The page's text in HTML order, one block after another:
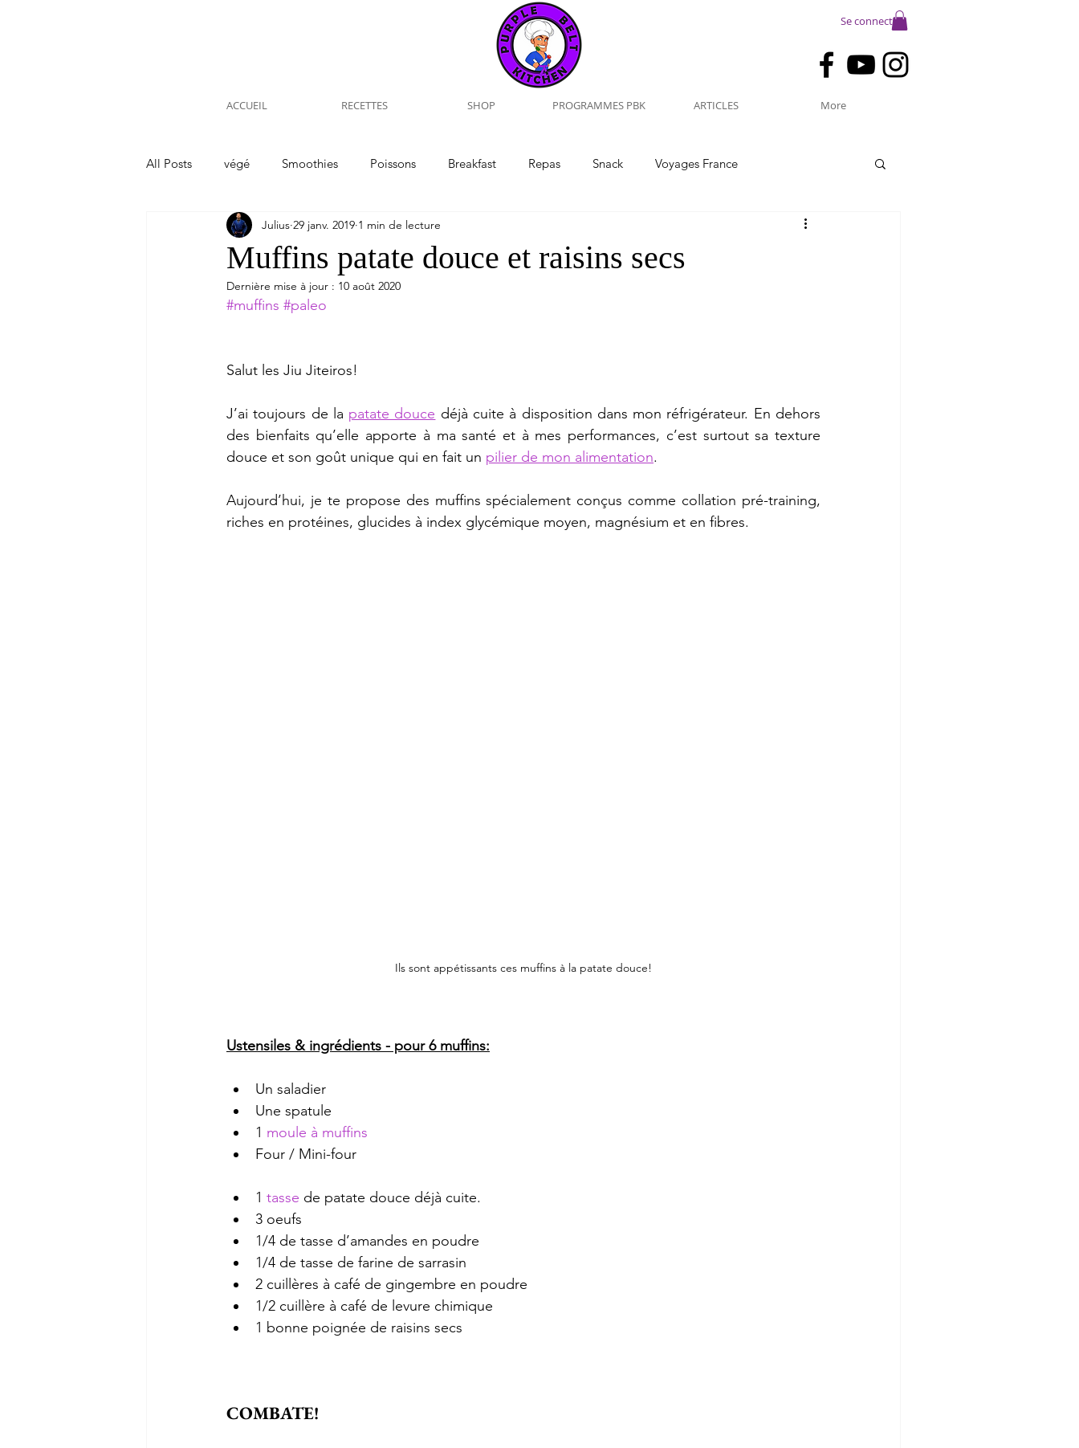
Se connecter
ACCUEIL RECETTES SHOP PROGRAMMES PBK ARTICLES More
All Posts végé Smoothies Poissons Breakfast Repas Snack Voyages France
Voyages Etranger Kitchen Voyages
Muffins patate douce et raisins secs
Julius 29 janv. 2019 1 min de lecture
Dernière mise à jour : 10 août 2020
#muffins #paleo
Salut les Jiu Jiteiros!
J’ai toujours de la patate douce déjà cuite à disposition dans mon réfrigérateur. En dehors
des bienfaits qu’elle apporte à ma santé et à mes performances, c’est surtout sa texture
douce et son goût unique qui en fait un pilier de mon alimentation.
Aujourd’hui, je te propose des muffins spécialement conçus comme collation pré-training,
riches en protéines, glucides à index glycémique moyen, magnésium et en fibres.
Ils sont appétissants ces muffins à la patate douce!
Ustensiles & ingrédients - pour 6 muffins:
Un saladier
Une spatule
1 moule à muffins
Four / Mini-four
1 tasse de patate douce déjà cuite.
3 oeufs
1/4 de tasse d’amandes en poudre
1/4 de tasse de farine de sarrasin
2 cuillères à café de gingembre en poudre
1/2 cuillère à café de levure chimique
1 bonne poignée de raisins secs
COMBATE!